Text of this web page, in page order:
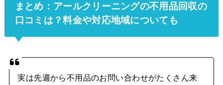
まとめ：アールクリーニングの不用品回収の
口コミは？料金や対応地域についても
実は先週から不用品のお問い合わせがたくさん来